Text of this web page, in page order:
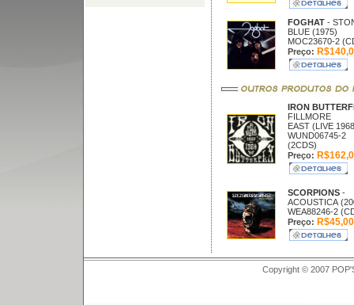
FOGHAT -
BLUE (1975)
MOC23670-2
Preço:
IRON
FILLMORE
EAST (LIVE
WUND06745-2
(2CDS)
Preço:
SCORPIONS -
ACOUSTICA
WEA88246-2
Preço: R$45,00
Copyright © 2007